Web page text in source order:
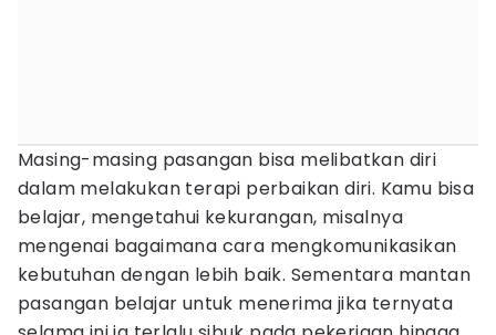
Masing-masing pasangan bisa melibatkan diri
dalam melakukan terapi perbaikan diri. Kamu bisa
belajar, mengetahui kekurangan, misalnya
mengenai bagaimana cara mengkomunikasikan
kebutuhan dengan lebih baik. Sementara mantan
pasangan belajar untuk menerima jika ternyata